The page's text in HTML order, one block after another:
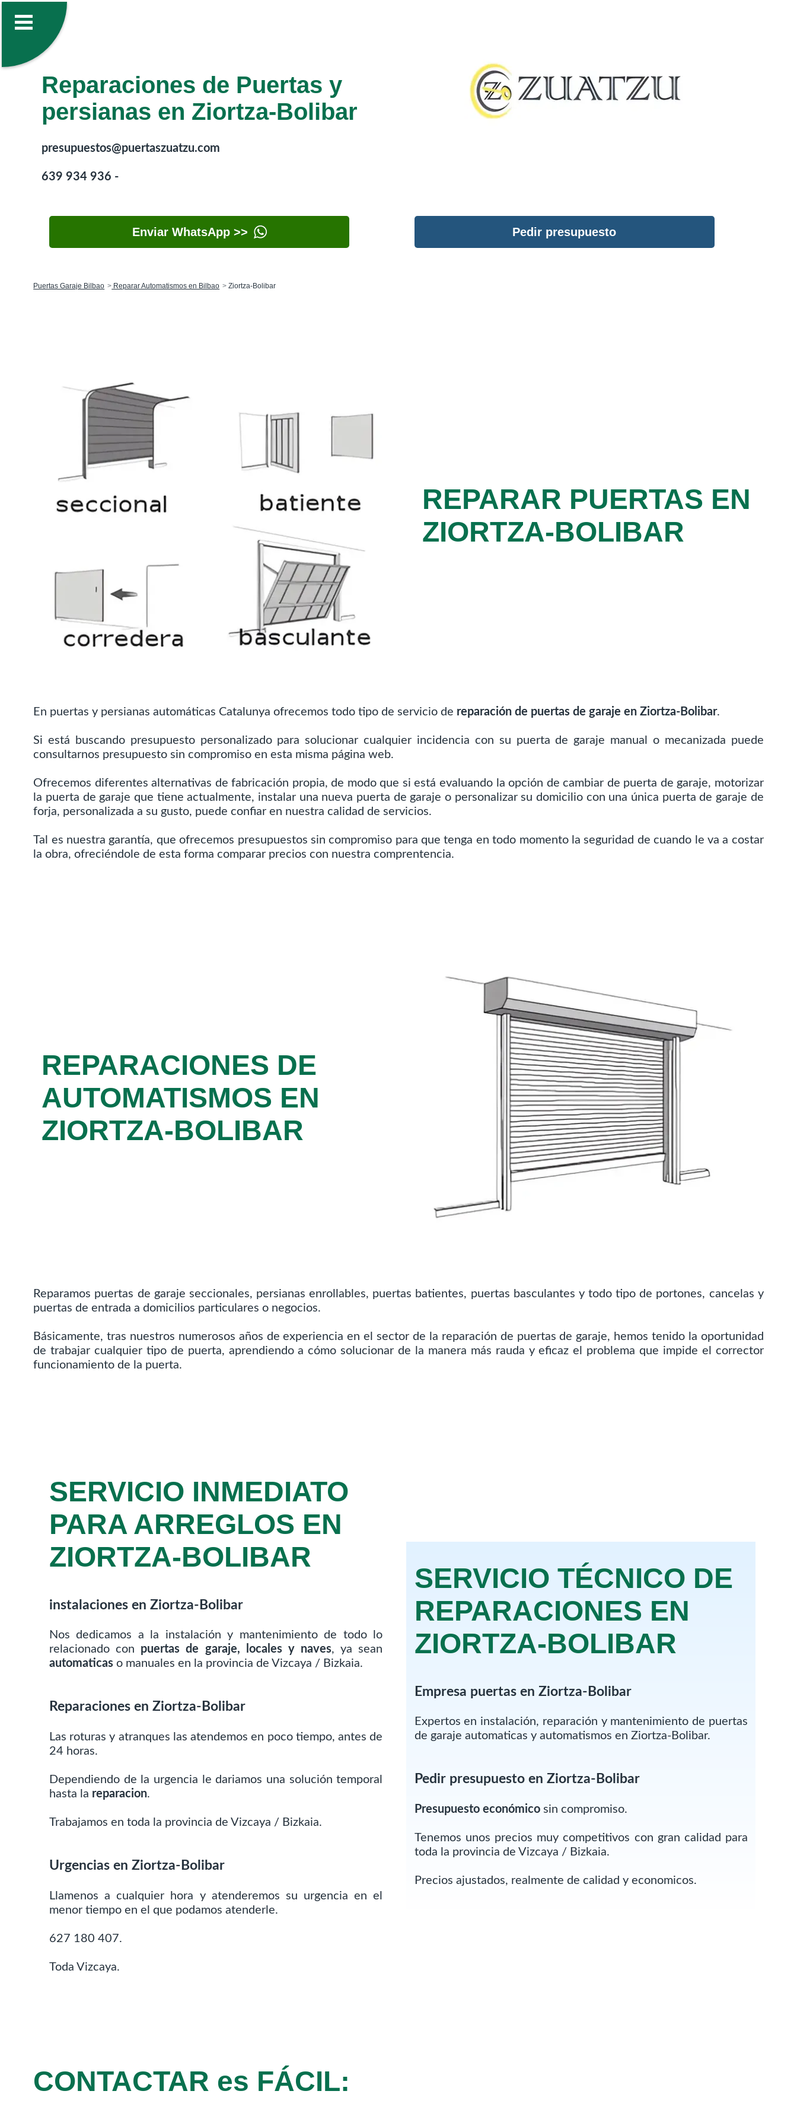
Reparaciones de Puertas y
persianas en Ziortza-Bolibar
presupuestos@puertaszuatzu.com
639 934 936 -
Enviar WhatsApp >> Pedir presupuesto
Puertas Garaje Bilbao Reparar Automatismos en Bilbao Ziortza-Bolibar
REPARAR PUERTAS EN
ZIORTZA-BOLIBAR
En puertas y persianas automáticas Catalunya ofrecemos todo tipo de servicio de reparación de puertas de garaje en Ziortza-Bolibar.
Si está buscando presupuesto personalizado para solucionar cualquier incidencia con su puerta de garaje manual o mecanizada puede
consultarnos presupuesto sin compromiso en esta misma página web.
Ofrecemos diferentes alternativas de fabricación propia, de modo que si está evaluando la opción de cambiar de puerta de garaje, motorizar
la puerta de garaje que tiene actualmente, instalar una nueva puerta de garaje o personalizar su domicilio con una única puerta de garaje de
forja, personalizada a su gusto, puede confiar en nuestra calidad de servicios.
Tal es nuestra garantía, que ofrecemos presupuestos sin compromiso para que tenga en todo momento la seguridad de cuando le va a costar
la obra, ofreciéndole de esta forma comparar precios con nuestra comprentencia.
REPARACIONES DE
AUTOMATISMOS EN
ZIORTZA-BOLIBAR
Reparamos puertas de garaje seccionales, persianas enrollables, puertas batientes, puertas basculantes y todo tipo de portones, cancelas y
puertas de entrada a domicilios particulares o negocios.
Básicamente, tras nuestros numerosos años de experiencia en el sector de la reparación de puertas de garaje, hemos tenido la oportunidad
de trabajar cualquier tipo de puerta, aprendiendo a cómo solucionar de la manera más rauda y eficaz el problema que impide el corrector
funcionamiento de la puerta.
SERVICIO INMEDIATO
PARA ARREGLOS EN
ZIORTZA-BOLIBAR
instalaciones en Ziortza-Bolibar
Nos dedicamos a la instalación y mantenimiento de todo lo
relacionado con puertas de garaje, locales y naves, ya sean
automaticas o manuales en la provincia de Vizcaya / Bizkaia.
Reparaciones en Ziortza-Bolibar
Las roturas y atranques las atendemos en poco tiempo, antes de
24 horas.
Dependiendo de la urgencia le dariamos una solución temporal
hasta la reparacion.
Trabajamos en toda la provincia de Vizcaya / Bizkaia.
Urgencias en Ziortza-Bolibar
Llamenos a cualquier hora y atenderemos su urgencia en el
menor tiempo en el que podamos atenderle.
627 180 407.
Toda Vizcaya.
SERVICIO TÉCNICO DE
REPARACIONES EN
ZIORTZA-BOLIBAR
Empresa puertas en Ziortza-Bolibar
Expertos en instalación, reparación y mantenimiento de puertas
de garaje automaticas y automatismos en Ziortza-Bolibar.
Pedir presupuesto en Ziortza-Bolibar
Presupuesto económicosin compromiso.
Tenemos unos precios muy competitivos con gran calidad para
toda la provincia de Vizcaya / Bizkaia.
Precios ajustados, realmente de calidad y economicos.
CONTACTAR es FÁCIL: